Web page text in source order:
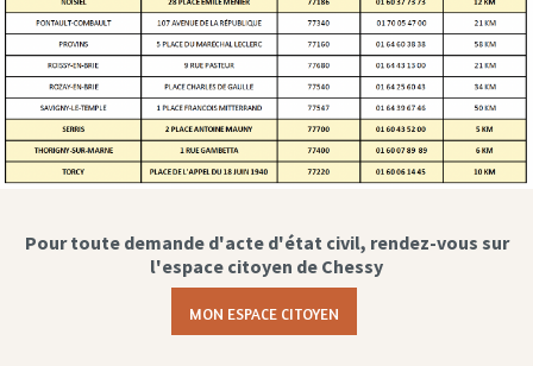
Pour toute demande d'acte d'état civil, rendez-vous sur
l'espace citoyen de Chessy
MON ESPACE CITOYEN